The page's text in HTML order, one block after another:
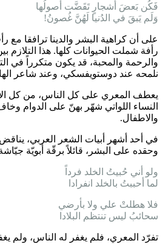
فَكُن بَعضَ أَشجارٍ تَقَضَّت أُصولُها
وَلَم يَبقَ في الدُنيا لَهُنَّ غُصونُ!
على أن كراهية البشر والدينا ترافقا مع
رأفة شملت الحيوانات كلها. هذا التلازم
والرحمة والمحبة، قد يكون متكرراً في
نلمحه عند دوستويفسكي، وعند شاعر
يعطف المعري على كل الناس، من كل
النساء اللواتي شهّر بهنّ على الدوام
والاطفال.
في أحد أشهر أبيات الشعر العربي،
وحقده على البشر، قائلاً برقّة أبويّة
ولو أني حُبيتُ الخلد فرداً
لما أحببتُ بالخلد انفرادا
فلا هطلتْ علي ولا بأرضي
سحائبُ ليس تنتظم البلادا
تفرّد المعري، فلم يغفر له الناس، ولم